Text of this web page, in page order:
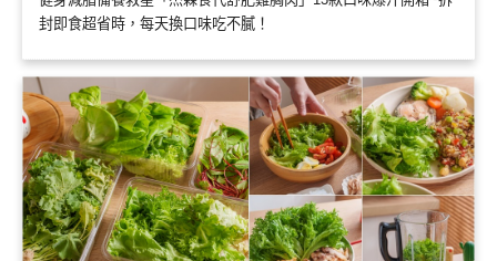
封即食超省時，每天換口味吃不膩！